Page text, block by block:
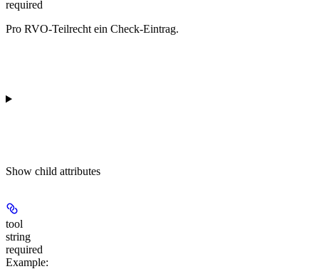
required
Pro RVO-Teilrecht ein Check-Eintrag.
Show child attributes
tool
string
required
Example: